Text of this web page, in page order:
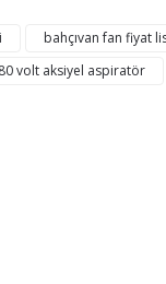
bahçıvan fan fiyat
volt aksiyel aspiratör